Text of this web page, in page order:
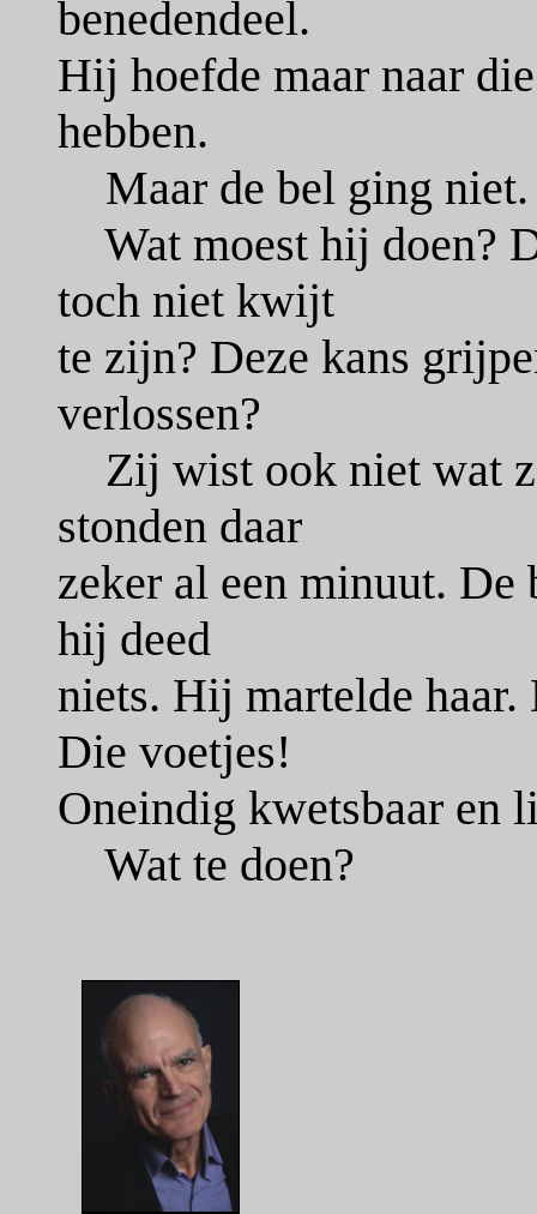
benedendeel.
Hij hoefde maar naar
hebben.
Maar de bel ging niet.
Wat moest hij doen?
toch niet kwijt
te zijn? Deze kans
verlossen?
Zij wist ook niet wat
stonden daar
zeker al een minuut.
hij deed
niets. Hij martelde
Die voetjes!
Oneindig kwetsbaar en
Wat te doen?